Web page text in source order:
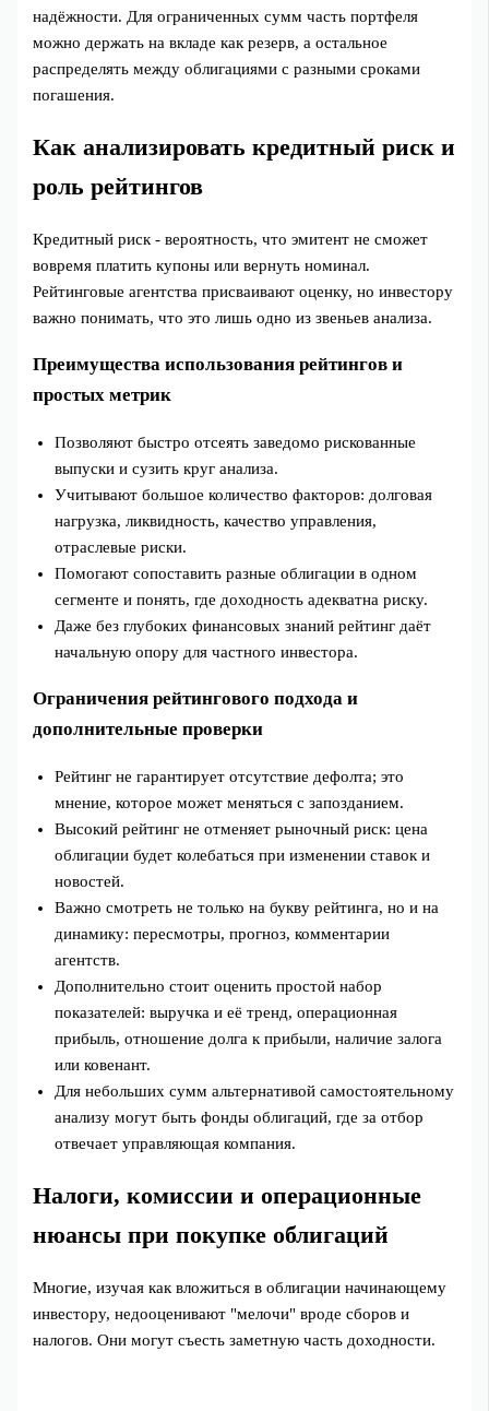
надёжности. Для ограниченных сумм часть портфеля
можно держать на вкладе как резерв, а остальное
распределять между облигациями с разными сроками
погашения.
Как анализировать кредитный риск и
роль рейтингов
Кредитный риск - вероятность, что эмитент не сможет
вовремя платить купоны или вернуть номинал.
Рейтинговые агентства присваивают оценку, но инвестору
важно понимать, что это лишь одно из звеньев анализа.
Преимущества использования рейтингов и
простых метрик
Позволяют быстро отсеять заведомо рискованные
выпуски и сузить круг анализа.
Учитывают большое количество факторов: долговая
нагрузка, ликвидность, качество управления,
отраслевые риски.
Помогают сопоставить разные облигации в одном
сегменте и понять, где доходность адекватна риску.
Даже без глубоких финансовых знаний рейтинг даёт
начальную опору для частного инвестора.
Ограничения рейтингового подхода и
дополнительные проверки
Рейтинг не гарантирует отсутствие дефолта; это
мнение, которое может меняться с запозданием.
Высокий рейтинг не отменяет рыночный риск: цена
облигации будет колебаться при изменении ставок и
новостей.
Важно смотреть не только на букву рейтинга, но и на
динамику: пересмотры, прогноз, комментарии
агентств.
Дополнительно стоит оценить простой набор
показателей: выручка и её тренд, операционная
прибыль, отношение долга к прибыли, наличие залога
или ковенант.
Для небольших сумм альтернативой самостоятельному
анализу могут быть фонды облигаций, где за отбор
отвечает управляющая компания.
Налоги, комиссии и операционные
нюансы при покупке облигаций
Многие, изучая как вложиться в облигации начинающему
инвестору, недооценивают "мелочи" вроде сборов и
налогов. Они могут съесть заметную часть доходности.